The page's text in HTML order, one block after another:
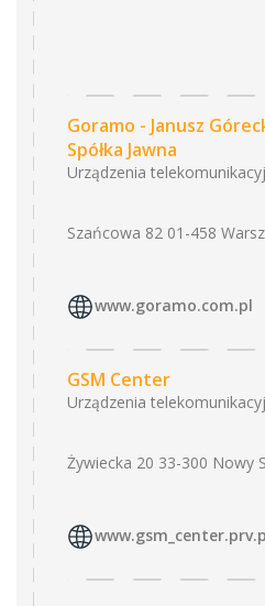
Goramo - Janusz
Spółka Jawna
Urządzenia
Szańcowa 82 01-458
www.goramo.com.pl
GSM Center
Urządzenia
Żywiecka 20 33-300 Nowy